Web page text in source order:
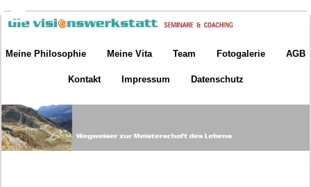
Meine Philosophie Meine Vita Team Fotogalerie AGB
Kontakt Impressum Datenschutz